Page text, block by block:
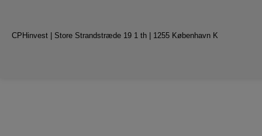
CPHinvest | Store Strandstræde 19 1 th | 1255 København K